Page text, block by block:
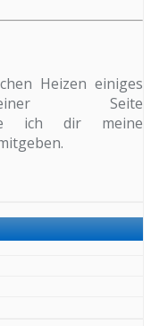
Heizen einiges
Seite
ich dir meine